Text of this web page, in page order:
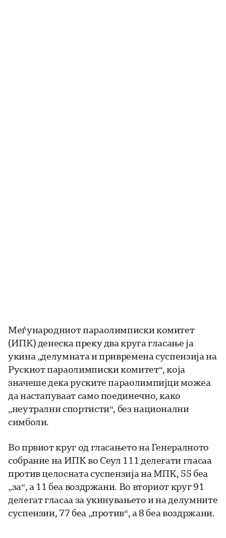
Меѓународниот параолимписки комитет
(ИПК) денеска преку два круга гласање ја
укина „делумната и привремена суспензија на
Рускиот параолимписки комитет“, која
значеше дека руските параолимпијци можеа
да настапуваат само поединечно, како
„неутрални спортисти“, без национални
симболи.
Во првиот круг од гласањето на Генералното
собрание на ИПК во Сеул 111 делегати гласаа
против целосната суспензија на МПК, 55 беа
„за“, а 11 беа воздржани. Во вториот круг 91
делегат гласаа за укинувањето и на делумните
суспензии, 77 беа „против“, а 8 беа воздржани.